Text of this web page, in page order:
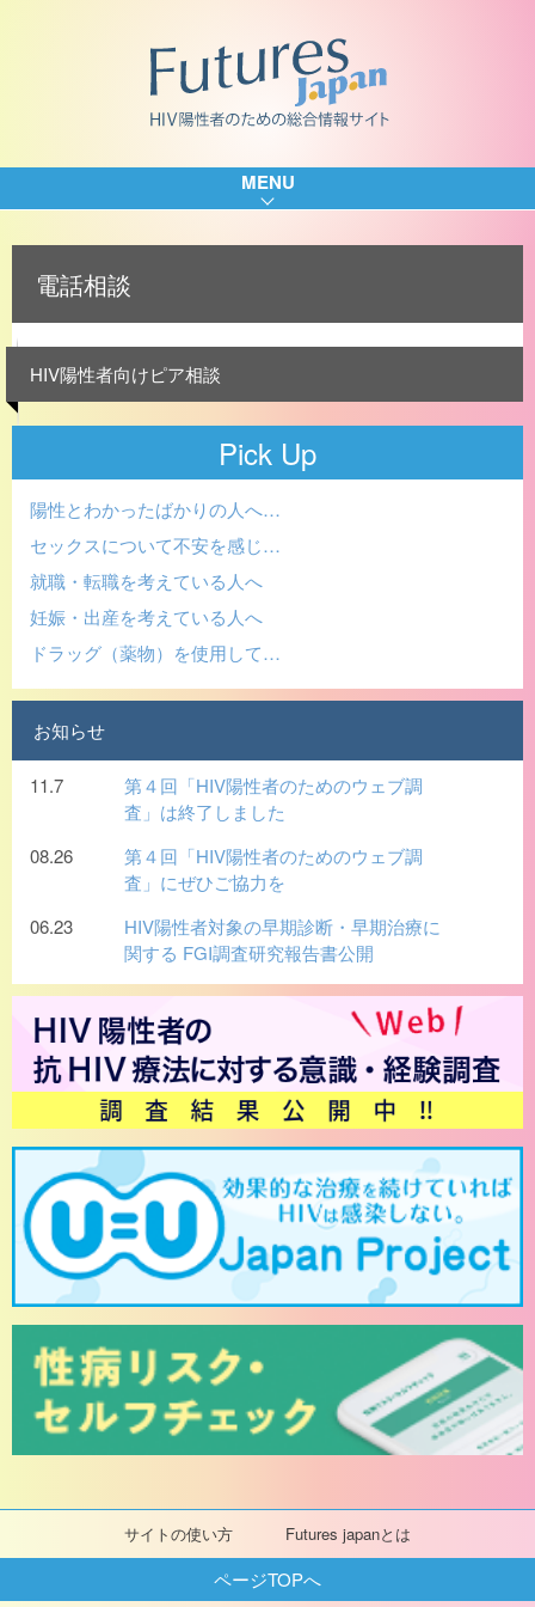
サイトの使い方 Futures japanとは
MENU
電話相談
HIV陽性者向けピア相談
Pick Up
陽性とわかったばかりの人へ…
セックスについて不安を感じ…
就職・転職を考えている人へ
妊娠・出産を考えている人へ
ドラッグ（薬物）を使用して…
お知らせ
11.7
第４回「HIV陽性者のためのウェブ調
査」は終了しました
08.26
第４回「HIV陽性者のためのウェブ調
査」にぜひご協力を
06.23
HIV陽性者対象の早期診断・早期治療に
関する FGI調査研究報告書公開
ページTOPへ